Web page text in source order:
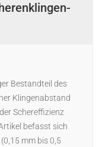
Bestandteil des
Klingenabstand
Schereffizienz
befasst sich
mm bis 0,5